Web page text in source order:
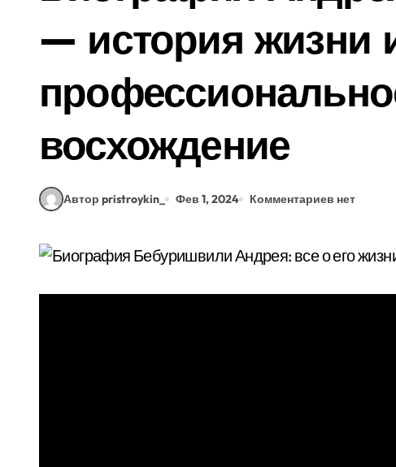
— история жизни
восхождение
Автор pristroykin_ Фев 1, 2024 Комментариев нет